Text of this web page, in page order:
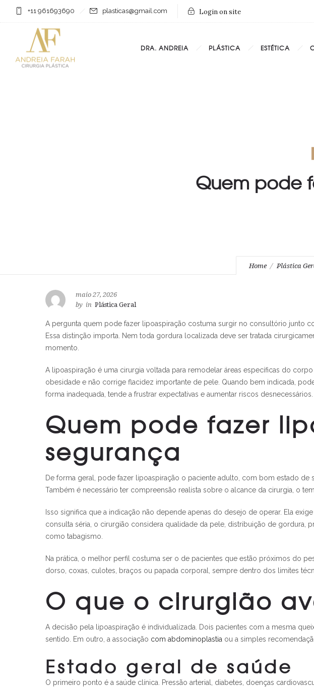
+11 961693690 plasticas@gmail.com Login on site
DRA. ANDREIA PLÁSTICA ESTÉTICA
Quem pode
Home Plástica
maio 27, 2026
by in Plástica Geral
A pergunta quem pode fazer lipoaspiração costuma surgir no consultório junto
Essa distinção importa. Nem toda gordura localizada deve ser tratada
momento.
A lipoaspiração é uma cirurgia voltada para remodelar áreas específicas do
obesidade e não corrige flacidez importante de pele. Quando bem indicada,
forma inadequada, tende a frustrar expectativas e aumentar riscos desnecessários.
Quem pode fazer
segurança
De forma geral, pode fazer lipoaspiração o paciente adulto, com bom estado de
Também é necessário ter compreensão realista sobre o alcance da cirurgia, o
Isso significa que a indicação não depende apenas do desejo de operar. Ela
consulta séria, o cirurgião considera qualidade da pele, distribuição de gordura,
como tabagismo.
Na prática, o melhor perfil costuma ser o de pacientes que estão próximos do
dorso, coxas, culotes, braços ou papada corporal, sempre dentro dos limites
O que o cirurgião
A decisão pela lipoaspiração é individualizada. Dois pacientes com a mesma
sentido. Em outro, a associação com abdominoplastia ou a simples
Estado geral de saúde
O primeiro ponto é a saúde clínica. Pressão arterial, diabetes, doenças